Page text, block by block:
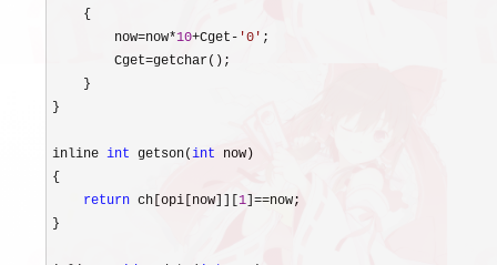
    {
        now
=now*10+Cget- '0 ' ;
        Cget
=getchar();
    }
}
inline int getson(int now)
{
return ch[opi[now]][ 1 ]==now;
}